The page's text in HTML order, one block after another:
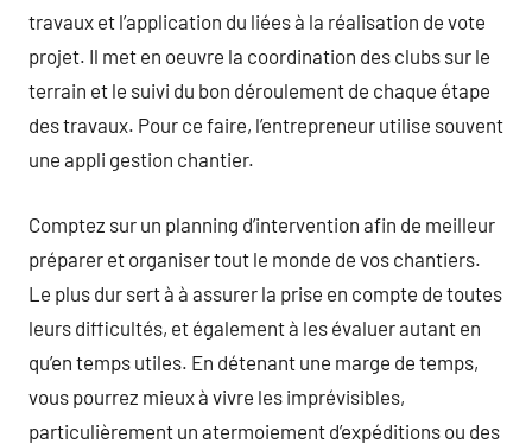
travaux et l’application du liées à la réalisation de vote
projet. Il met en oeuvre la coordination des clubs sur le
terrain et le suivi du bon déroulement de chaque étape
des travaux. Pour ce faire, l’entrepreneur utilise souvent
une appli gestion chantier.
Comptez sur un planning d’intervention afin de meilleur
préparer et organiser tout le monde de vos chantiers.
Le plus dur sert à à assurer la prise en compte de toutes
leurs difficultés, et également à les évaluer autant en
qu’en temps utiles. En détenant une marge de temps,
vous pourrez mieux à vivre les imprévisibles,
particulièrement un atermoiement d’expéditions ou des